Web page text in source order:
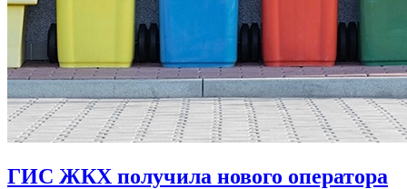
ГИС ЖКХ получила нового оператора